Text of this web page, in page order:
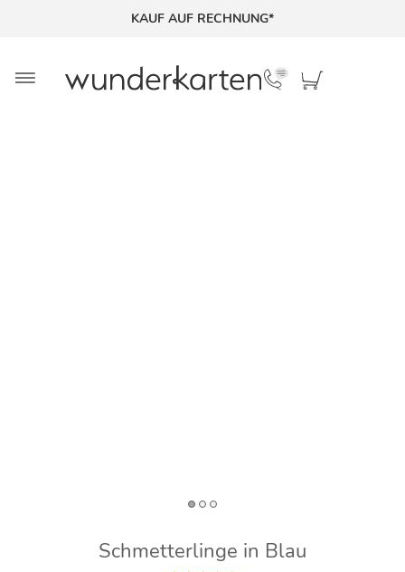
KAUF AUF RECHNUNG*
Schmetterlinge in Blau